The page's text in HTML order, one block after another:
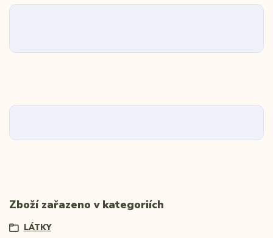
Zboží zařazeno v kategoriích
LÁTKY